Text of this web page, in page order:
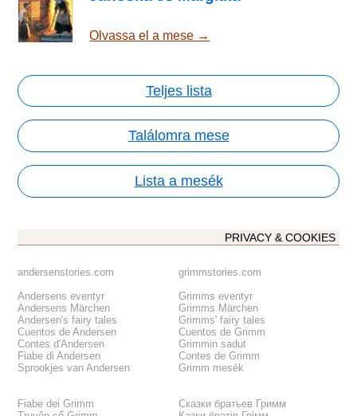
Olvassa el a mese →
Teljes lista
Találomra mese
Lista a mesék
PRIVACY & COOKIES
andersenstories.com
Andersens eventyr
Andersens Märchen
Andersen's fairy tales
Cuentos de Andersen
Contes d'Andersen
Fiabe di Andersen
Sprookjes van Andersen
grimmstories.com
Grimms eventyr
Grimms Märchen
Grimms' fairy tales
Cuentos de Grimm
Grimmin sadut
Contes de Grimm
Grimm mesék
Fiabe dei Grimm
Сказки братьев Гримм